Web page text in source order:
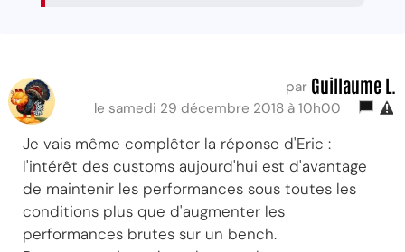
par Guillaume L.
le samedi 29 décembre 2018 à 10h00
Je vais même complêter la réponse d'Eric :
l'intérêt des customs aujourd'hui est d'avantage
de maintenir les performances sous toutes les
conditions plus que d'augmenter les
performances brutes sur un bench.